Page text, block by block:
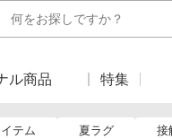
ル商品 特集
テム 夏ラグ 接